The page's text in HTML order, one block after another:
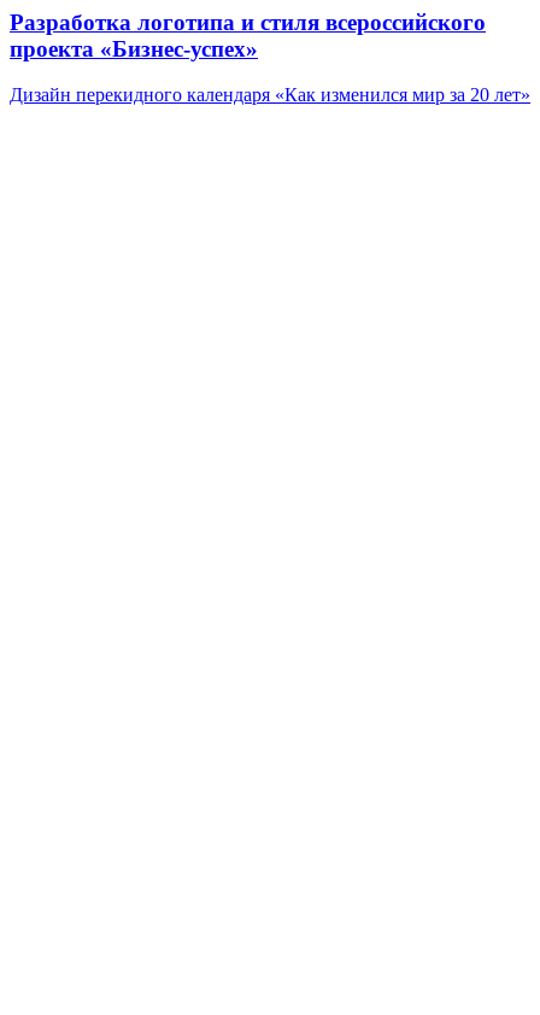
Разработка логотипа и стиля всероссийского
проекта «Бизнес-успех»
Дизайн перекидного календаря «Как изменился мир за 20 лет»